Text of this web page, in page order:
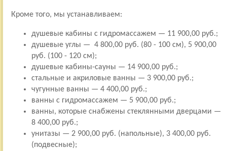
Кроме того, мы устанавливаем:
душевые кабины с гидромассажем — 11 900,00 руб.;
душевые углы — 4 800,00 руб. (80 - 100 см), 5 900,00
руб. (100 - 120 см);
душевые кабины-сауны — 14 900,00 руб.;
стальные и акриловые ванны — 3 900,00 руб.;
чугунные ванны — 4 400,00 руб.;
ванны с гидромассажем — 5 900,00 руб.;
ванны, которые снабжены стеклянными дверцами —
8 400,00 руб.;
унитазы — 2 900,00 руб. (напольные), 3 400,00 руб.
(подвесные);